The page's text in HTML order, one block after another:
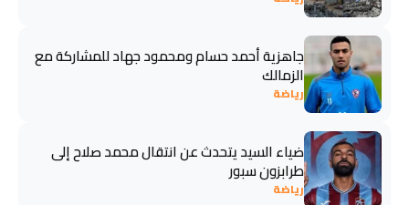
جاهزية أحمد حسام ومحمود جهاد للمشاركة مع
الزمالك
رياضة
ضياء السيد يتحدث عن انتقال محمد صلاح إلى
طرابزون سبور
رياضة